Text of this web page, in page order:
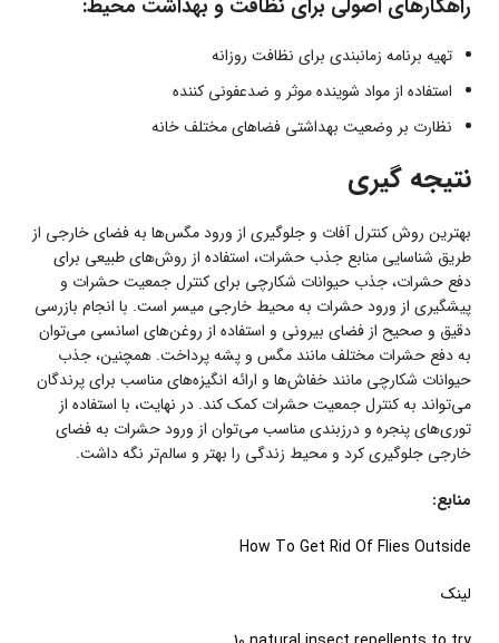
راهکارهای اصولی برای نظافت و بهداشت محیط:
تهیه برنامه زمانبندی برای نظافت روزانه
استفاده از مواد شوینده موثر و ضدعفونی کننده
نظارت بر وضعیت بهداشتی فضاهای مختلف خانه
نتیجه گیری
بهترین روش کنترل آفات و جلوگیری از ورود مگس‌ها به فضای خارجی از
طریق شناسایی منابع جذب حشرات، استفاده از روش‌های طبیعی برای
دفع حشرات، جذب حیوانات شکارچی برای کنترل جمعیت حشرات و
پیشگیری از ورود حشرات به محیط خارجی میسر است. با انجام بازرسی
دقیق و صحیح از فضای بیرونی و استفاده از روغن‌های اسانسی می‌توان
به دفع حشرات مختلف مانند مگس و پشه پرداخت. همچنین، جذب
حیوانات شکارچی مانند خفاش‌ها و ارائه انگیزه‌های مناسب برای پرندگان
می‌تواند به کنترل جمعیت حشرات کمک کند. در نهایت، با استفاده از
توری‌های پنجره و درزبندی مناسب می‌توان از ورود حشرات به فضای
خارجی جلوگیری کرد و محیط زندگی را بهتر و سالم‌تر نگه داشت.
منابع:
How To Get Rid Of Flies Outside
لینک